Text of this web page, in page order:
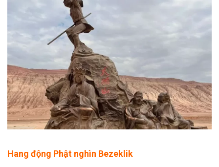
Hang động Phật nghìn Bezeklik